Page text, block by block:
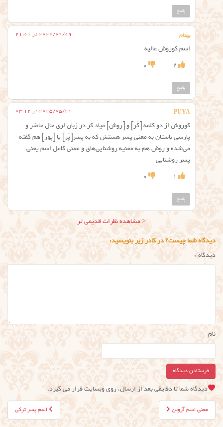
پاسخ
بهنام 2024/09/09 در 21:01
اسم کوروش عالیه
2
0
پاسخ
PUYA 2025/05/24 در 03:12
کوروش از دو کلمه [کُر] و [روش] میاد کر در زبان لری حال حاضر و
پارسی باستان به معنی پسر هستش که به پسر[پُر] یا [پور] هم گفته
می‌شده و روش هم به معنیه روشنایی‌های و معنی کامل اسم یعنی
پسر روشنایی
1
0
پاسخ
ناوبری
نظر
< مشاهده نظرات قدیمی تر
دیدگاه شما چیست؟ در کادر زیر بنویسید:
دیدگاه *
نام
دیدگاه شما تا دقایقی بعد از ارسال، روی وبسایت قرار می گیرد.
راهبری
نوشته
اسم پسر ترکی معنی اسم آروین